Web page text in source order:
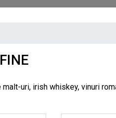
uri, irish whiskey, vinuri